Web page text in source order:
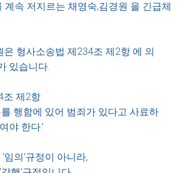
계속 저지르는 채영숙,김경원 을 긴급체
은 형사소송법 제234조 제2항 에 의
있습니다.
조 제2항
행함에 있어 범죄가 있다고 사료하
야 한다.'
임의'규정이 아니라,